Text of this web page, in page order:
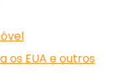
os EUA e outros